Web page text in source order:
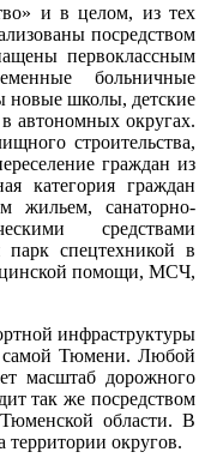
и в целом, из тех
посредством
первоклассным
больничные
новые школы, детские
автономных округах.
строительства,
граждан из
категория граждан
жильем, санаторно-
средствами
парк спецтехникой в
помощи, МСЧ,
инфраструктуры
самой Тюмени. Любой
масштаб дорожного
так же посредством
Тюменской области. В
территории округов.